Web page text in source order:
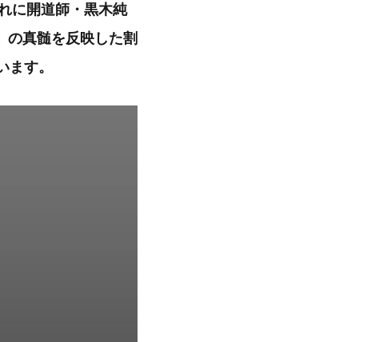
に開道師・黒木純
の真髄を反映した割
す。